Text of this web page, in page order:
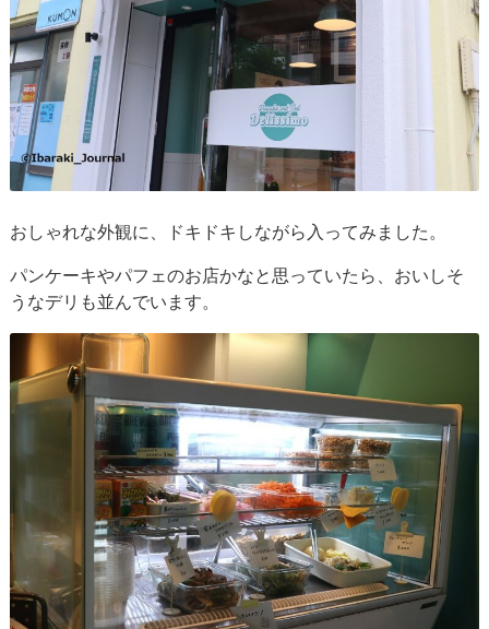
おしゃれな外観に、ドキドキしながら入ってみました。
パンケーキやパフェのお店かなと思っていたら、おいしそ
うなデリも並んでいます。